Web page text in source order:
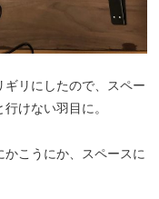
ギリにしたので、スペー
けない羽目に。
こうにか、スペースに